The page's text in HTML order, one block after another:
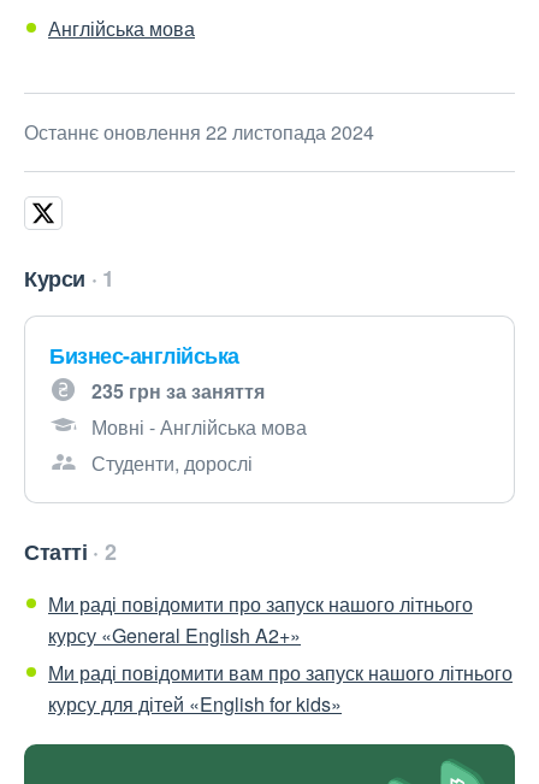
Англійська мова
Останнє оновлення 22 листопада 2024
Курси 1
Бизнес-англійська
235 грн за заняття
Мовні - Англійська мова
Студенти, дорослі
Статті 2
Ми раді повідомити про запуск нашого літнього
курсу «General English A2+»
Ми раді повідомити вам про запуск нашого літнього
курсу для дітей «English for kids»